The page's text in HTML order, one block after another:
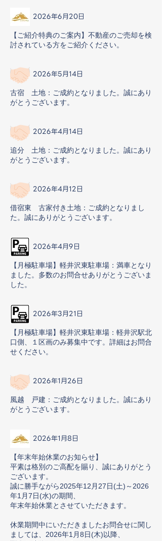
2026年6月20日
【ご紹介特典のご案内】不動産のご売却を検
討されている方をご紹介ください。
2026年5月14日
古宿 土地：ご成約となりました。誠にあり
がとうございます。
2026年4月14日
追分 土地：ご成約となりました。誠にあり
がとうございます。
2026年4月12日
借宿東 古家付き土地：ご成約となりまし
た。誠にありがとうございます。
2026年4月9日
【月極駐車場】軽井沢東駐車場：満車となり
ました。多数のお問合せありがとうございま
した。
2026年3月21日
【月極駐車場】軽井沢東駐車場：軽井沢駅北
口側、１区画のみ募集中です。詳細はお問合
せください。
2026年1月26日
風越 戸建：ご成約となりました。誠にあり
がとうございます。
2026年1月8日
【年末年始休業のお知らせ】
平素は格別のご高配を賜り、誠にありがとう
ございます。
誠に勝手ながら2025年12月27日(土)～2026
年1月7日(水)の期間、
年末年始休業とさせていただきます。
休業期間中にいただきましたお問合せに関し
ましては、2026年1月8日(木)以降、